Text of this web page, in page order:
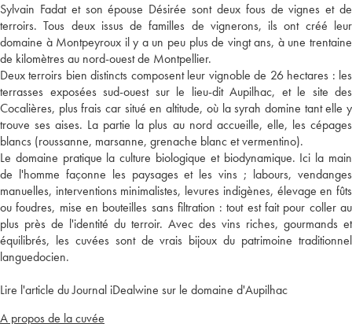
Sylvain Fadat et son épouse Désirée sont deux fous de vignes et de
terroirs. Tous deux issus de familles de vignerons, ils ont créé leur
domaine à Montpeyroux il y a un peu plus de vingt ans, à une trentaine
de kilomètres au nord-ouest de Montpellier.
Deux terroirs bien distincts composent leur vignoble de 26 hectares : les
terrasses exposées sud-ouest sur le lieu-dit Aupilhac, et le site des
Cocalières, plus frais car situé en altitude, où la syrah domine tant elle y
trouve ses aises. La partie la plus au nord accueille, elle, les cépages
blancs (roussanne, marsanne, grenache blanc et vermentino).
Le domaine pratique la culture biologique et biodynamique. Ici la main
de l'homme façonne les paysages et les vins ; labours, vendanges
manuelles, interventions minimalistes, levures indigènes, élevage en fûts
ou foudres, mise en bouteilles sans filtration : tout est fait pour coller au
plus près de l'identité du terroir. Avec des vins riches, gourmands et
équilibrés, les cuvées sont de vrais bijoux du patrimoine traditionnel
languedocien.
Lire l'article du Journal iDealwine sur le domaine d'Aupilhac
A propos de la cuvée